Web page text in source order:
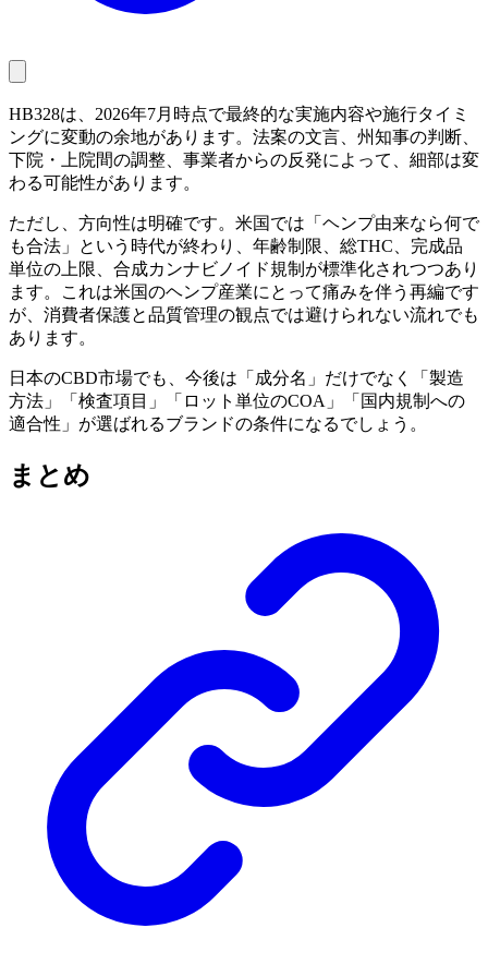
HB328は、2026年7月時点で最終的な実施内容や施行タイミ
ングに変動の余地があります。法案の文言、州知事の判断、
下院・上院間の調整、事業者からの反発によって、細部は変
わる可能性があります。
ただし、方向性は明確です。米国では「ヘンプ由来なら何で
も合法」という時代が終わり、年齢制限、総THC、完成品
単位の上限、合成カンナビノイド規制が標準化されつつあり
ます。これは米国のヘンプ産業にとって痛みを伴う再編です
が、消費者保護と品質管理の観点では避けられない流れでも
あります。
日本のCBD市場でも、今後は「成分名」だけでなく「製造
方法」「検査項目」「ロット単位のCOA」「国内規制への
適合性」が選ばれるブランドの条件になるでしょう。
まとめ